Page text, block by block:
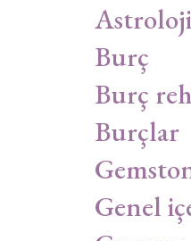
Burç
Burç
Burçlar
Genel